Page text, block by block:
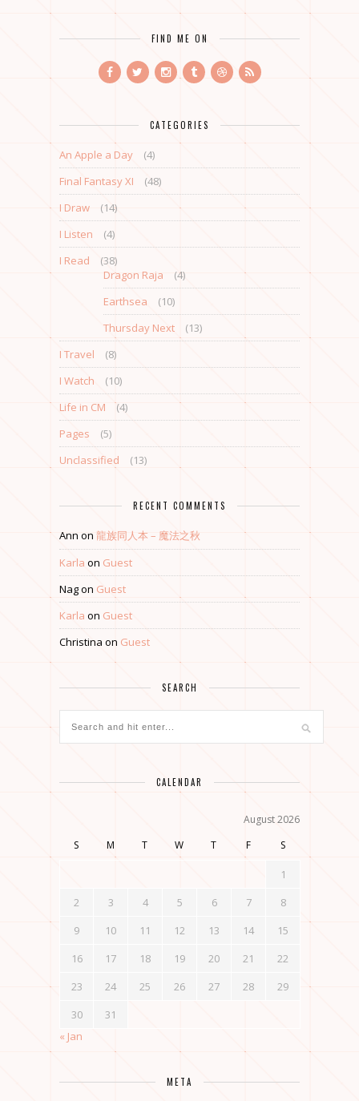
FIND ME ON
CATEGORIES
An Apple a Day
(4)
Final Fantasy XI
(48)
I Draw
(14)
I Listen
(4)
I Read
(38)
Dragon Raja
(4)
Earthsea
(10)
Thursday Next
(13)
I Travel
(8)
I Watch
(10)
Life in CM
(4)
Pages
(5)
Unclassified
(13)
RECENT COMMENTS
Ann on 龍族同人本 – 魔法之秋
Karla on Guest
Nagon Guest
Karla on Guest
Christina on Guest
SEARCH
CALENDAR
August 2026
S
M T W T F S
1
2
3 4 5 6 7
8
9
10 11 12 13 14
15
16
17 18 19 20 21
22
23
24 25 26 27 28
29
30
31
« Jan
META